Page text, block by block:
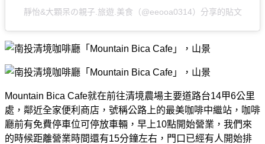
靜怡&大顆呆の親子.旅遊.美食（@eeooa0314）分享的貼文
Mountain Bica Cafe就在前往清境農場主要道路台14甲6公里
處，鄰近全家便利商店，號稱公路上的最美咖啡中繼站，咖啡
廳前有免費停車位可停放車輛，早上10點開始營業，我們來
的時候距離營業時間還有15分鐘左右，門口已經有人開始排